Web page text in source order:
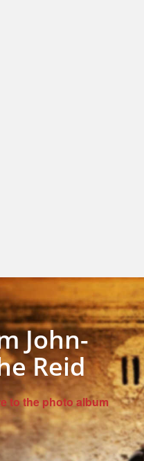
John-
Reid
to the photo album